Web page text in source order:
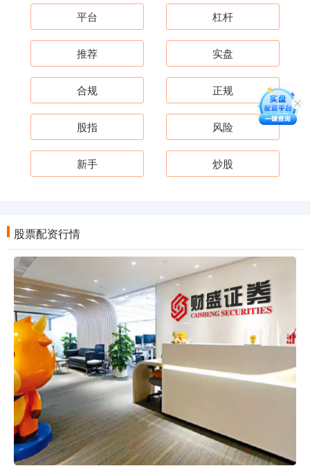
平台 杠杆
推荐 实盘
合规 正规
股指 风险
新手 炒股
股票配资行情